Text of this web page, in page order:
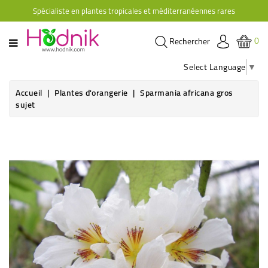
Spécialiste en plantes tropicales et méditerranéennes rares
CATÉGORIE
PLANTES
GRIMPANTES
BRUGMANSIAS
PLANTES
RUSTIQUES
PLANTES
RETOMBANTES
0
Rechercher
Select Language ▼
Accueil
Plantes d'orangerie Sparmania africana gros
sujet